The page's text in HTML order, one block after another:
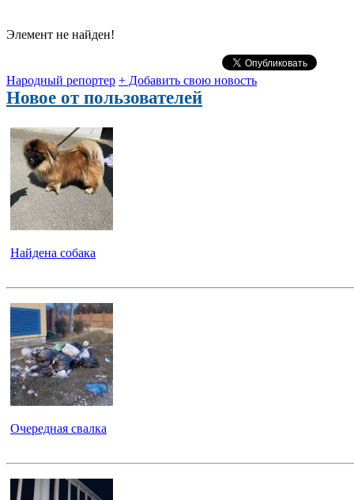
Элемент не найден!
Народный репортер + Добавить свою новость
Новое от пользователей
Найдена собака
Очередная свалка